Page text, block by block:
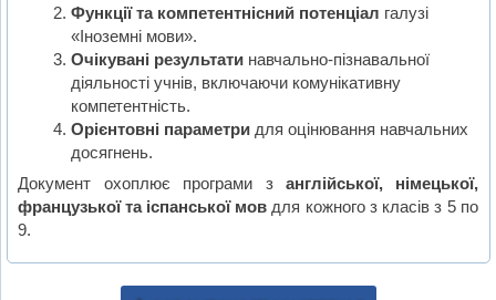
Функції та компетентнісний потенціал галузі
«Іноземні мови».
Очікувані результатинавчально-пізнавальної
діяльності учнів, включаючи комунікативну
компетентність.
Орієнтовні параметридля оцінювання навчальних
досягнень.
Документ охоплює програми занглійської, німецької,
французької та іспанської мов для кожного з класів з 5 по
9.